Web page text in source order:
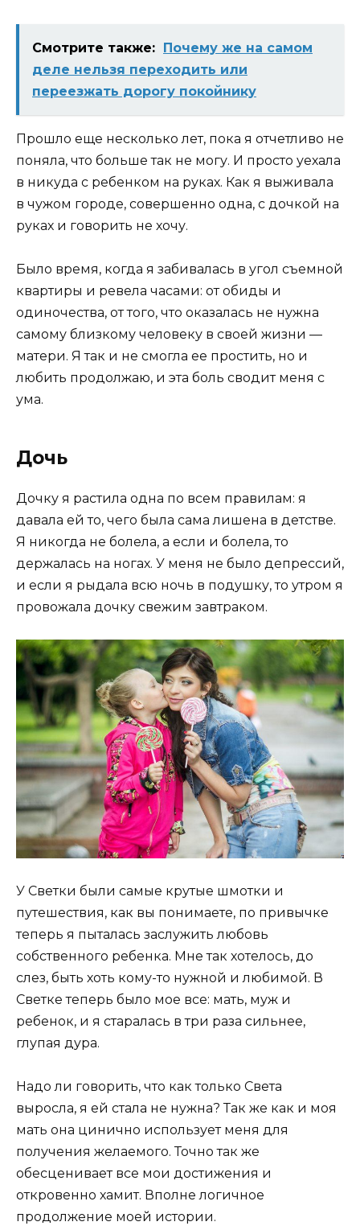
Смотрите также: Почему же на самом
деле нельзя переходить или
переезжать дорогу покойнику
Прошло еще несколько лет, пока я отчетливо не
поняла, что больше так не могу. И просто уехала
в никуда с ребенком на руках. Как я выживала
в чужом городе, совершенно одна, с дочкой на
руках и говорить не хочу.
Было время, когда я забивалась в угол съемной
квартиры и ревела часами: от обиды и
одиночества, от того, что оказалась не нужна
самому близкому человеку в своей жизни —
матери. Я так и не смогла ее простить, но и
любить продолжаю, и эта боль сводит меня с
ума.
Дочь
Дочку я растила одна по всем правилам: я
давала ей то, чего была сама лишена в детстве.
Я никогда не болела, а если и болела, то
держалась на ногах. У меня не было депрессий,
и если я рыдала всю ночь в подушку, то утром я
провожала дочку свежим завтраком.
У Светки были самые крутые шмотки и
путешествия, как вы понимаете, по привычке
теперь я пыталась заслужить любовь
собственного ребенка. Мне так хотелось, до
слез, быть хоть кому-то нужной и любимой. В
Светке теперь было мое все: мать, муж и
ребенок, и я старалась в три раза сильнее,
глупая дура.
Надо ли говорить, что как только Света
выросла, я ей стала не нужна? Так же как и моя
мать она цинично использует меня для
получения желаемого. Точно так же
обесценивает все мои достижения и
откровенно хамит. Вполне логичное
продолжение моей истории.